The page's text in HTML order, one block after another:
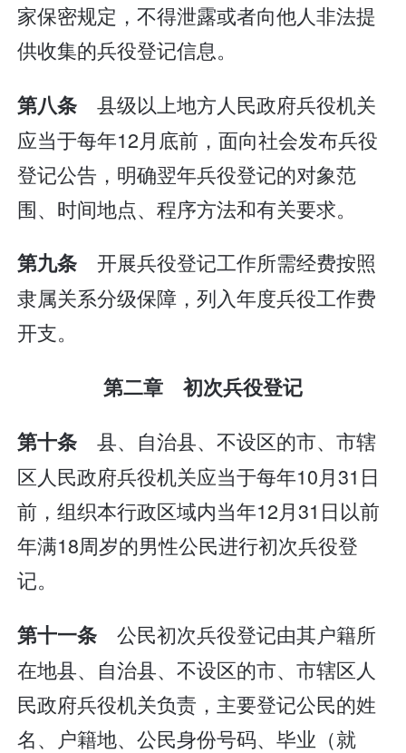
家保密规定，不得泄露或者向他人非法提
供收集的兵役登记信息。
第八条县级以上地方人民政府兵役机关
应当于每年12月底前，面向社会发布兵役
登记公告，明确翌年兵役登记的对象范
围、时间地点、程序方法和有关要求。
第九条开展兵役登记工作所需经费按照
隶属关系分级保障，列入年度兵役工作费
开支。
第二章 初次兵役登记
第十条县、自治县、不设区的市、市辖
区人民政府兵役机关应当于每年10月31日
前，组织本行政区域内当年12月31日以前
年满18周岁的男性公民进行初次兵役登
记。
第十一条公民初次兵役登记由其户籍所
在地县、自治县、不设区的市、市辖区人
民政府兵役机关负责，主要登记公民的姓
名、户籍地、公民身份号码、毕业（就